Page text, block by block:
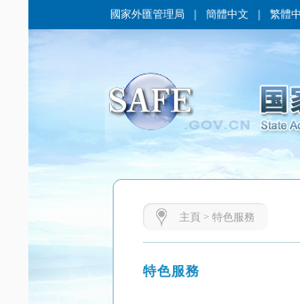
國家外匯管理局 簡體中文 繁體
主頁 > 特色服務
特色服務